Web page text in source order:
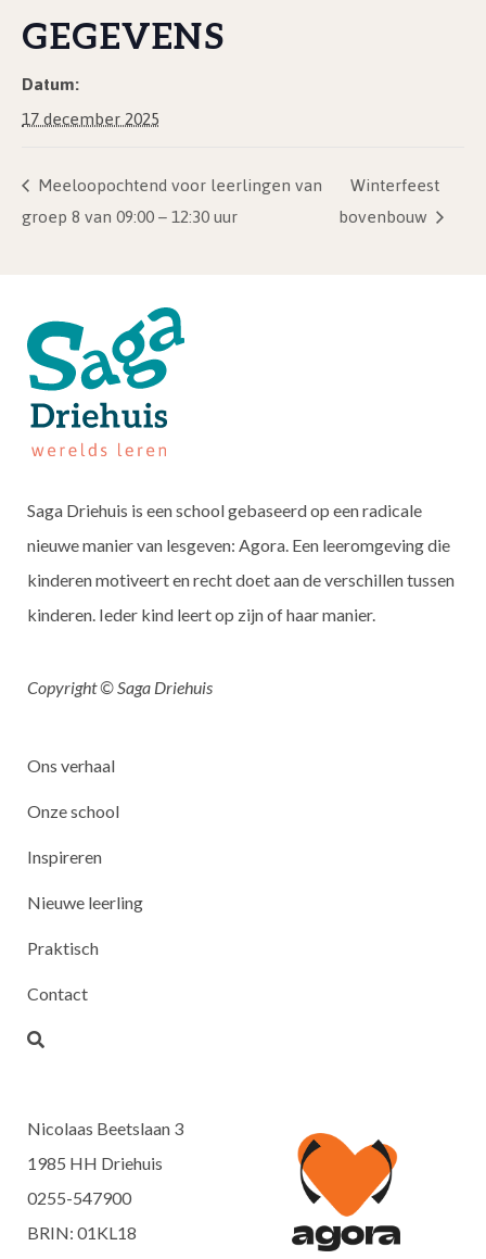
GEGEVENS
Datum:
17 december 2025
Meeloopochtend voor leerlingen van
groep 8 van 09:00 – 12:30 uur
Winterfeest
bovenbouw
Saga Driehuis is een school gebaseerd op een radicale
nieuwe manier van lesgeven: Agora. Een leeromgeving die
kinderen motiveert en recht doet aan de verschillen tussen
kinderen. Ieder kind leert op zijn of haar manier.
Copyright © Saga Driehuis
Ons verhaal
Onze school
Inspireren
Nieuwe leerling
Praktisch
Contact
Nicolaas Beetslaan 3
1985 HH Driehuis
0255-547900
BRIN: 01KL18